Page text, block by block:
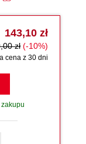
143,10 zł
zł (-10%)
cena z 30 dni